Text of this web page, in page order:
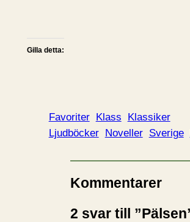
Gilla detta:
Favoriter Klass
Klassiker
Ljudböcker Noveller Sverige
Kommentarer
2 svar till